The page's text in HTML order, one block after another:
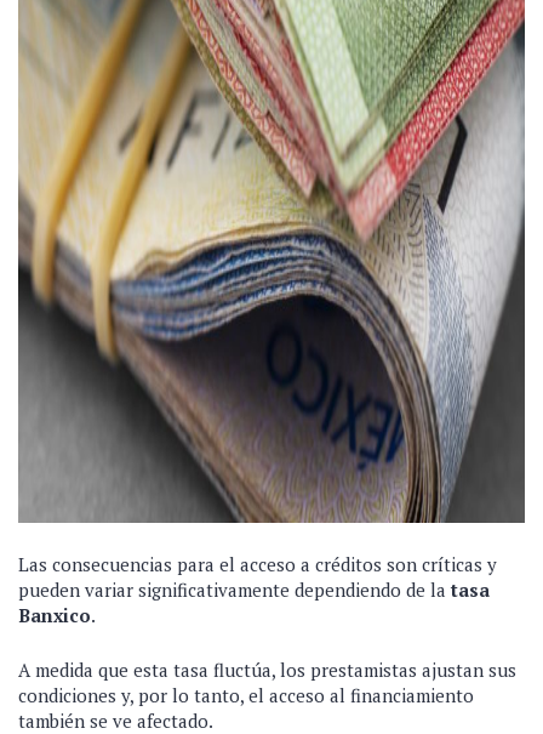
Las consecuencias para el acceso a créditos son críticas y
pueden variar significativamente dependiendo de latasa
Banxico.
A medida que esta tasa fluctúa, los prestamistas ajustan sus
condiciones y, por lo tanto, el acceso al financiamiento
también se ve afectado.